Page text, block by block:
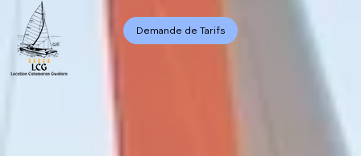
Demande de Tarifs